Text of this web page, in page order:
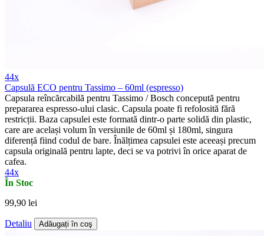
44x
Capsulă ECO pentru Tassimo – 60ml (espresso)
Capsula reîncărcabilă pentru Tassimo / Bosch concepută pentru
prepararea espresso-ului clasic. Capsula poate fi refolosită fără
restricții. Baza capsulei este formată dintr-o parte solidă din plastic,
care are același volum în versiunile de 60ml și 180ml, singura
diferență fiind codul de bare. Înălțimea capsulei este aceeași precum
capsula originală pentru lapte, deci se va potrivi în orice aparat de
cafea.
44x
În Stoc
99,90 lei
Detaliu Adăugați în coş